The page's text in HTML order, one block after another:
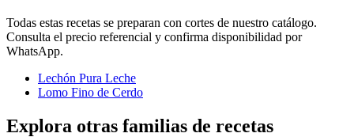
Todas estas recetas se preparan con cortes de nuestro catálogo.
Consulta el precio referencial y confirma disponibilidad por
WhatsApp.
Lechón Pura Leche
Lomo Fino de Cerdo
Explora otras familias de recetas